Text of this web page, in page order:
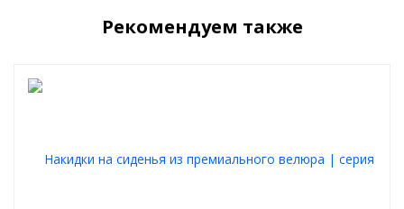
Комфорт 365 дней в году
Высокое качество и надежность
Функциональные преимущества
Рекомендуем также